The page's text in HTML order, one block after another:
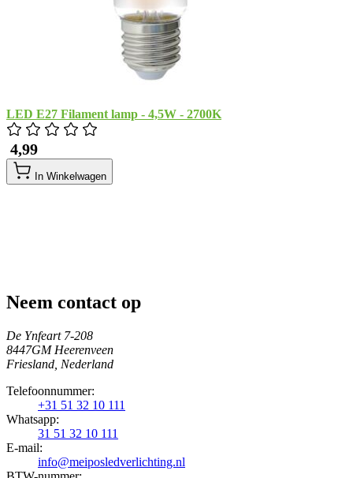
LED E27 Filament lamp - 4,5W - 2700K
​ 4,99
In Winkelwagen
Neem contact op
De Ynfeart 7-208
8447GM Heerenveen
Friesland, Nederland
Telefoonnummer:
+31 51 32 10 111
Whatsapp:
31 51 32 10 111
E-mail:
info@meiposledverlichting.nl